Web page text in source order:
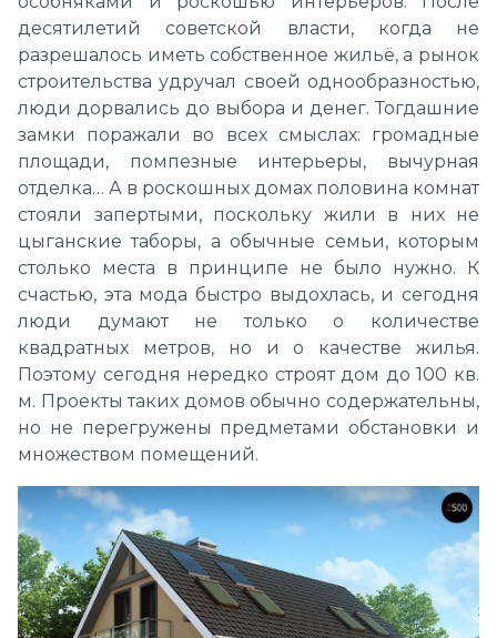
десятилетий советской власти, когда не
разрешалось иметь собственное жильё, а рынок
строительства удручал своей однообразностью,
люди дорвались до выбора и денег. Тогдашние
замки поражали во всех смыслах: громадные
площади, помпезные интерьеры, вычурная
отделка… А в роскошных домах половина комнат
стояли запертыми, поскольку жили в них не
цыганские таборы, а обычные семьи, которым
столько места в принципе не было нужно. К
счастью, эта мода быстро выдохлась, и сегодня
люди думают не только о количестве
квадратных метров, но и о качестве жилья.
Поэтому сегодня нередко строят дом до 100 кв.
м. Проекты таких домов обычно содержательны,
но не перегружены предметами обстановки и
множеством помещений.